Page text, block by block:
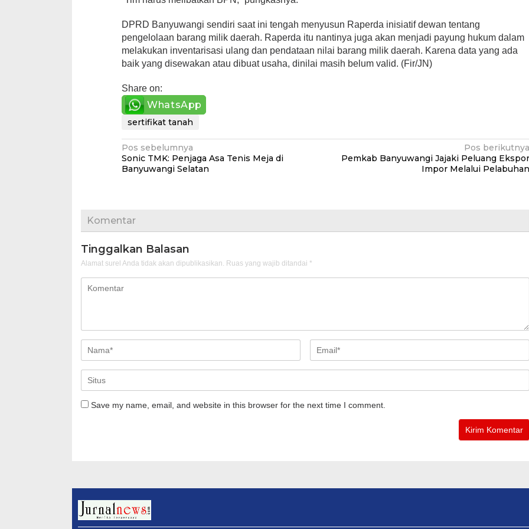
DPRD Banyuwangi sendiri saat ini tengah menyusun Raperda inisiatif dewan tentang
pengelolaan barang milik daerah. Raperda itu nantinya juga akan menjadi payung hukum dalam
melakukan inventarisasi ulang dan pendataan nilai barang milik daerah. Karena data yang ada
baik yang disewakan atau dibuat usaha, dinilai masih belum valid. (Fir/JN)
Share on:
WhatsApp
sertifikat tanah
Navigasi
pos
Pos sebelumnya
Sonic TMK: Penjaga Asa Tenis Meja di
Banyuwangi Selatan
Pos berikutnya
Pemkab Banyuwangi Jajaki Peluang Ekspor
Impor Melalui Pelabuhan
Komentar
Tinggalkan Balasan
Alamat surel Anda tidak akan dipublikasikan. Ruas yang wajib ditandai *
Save my name, email, and website in this browser for the next time I comment.